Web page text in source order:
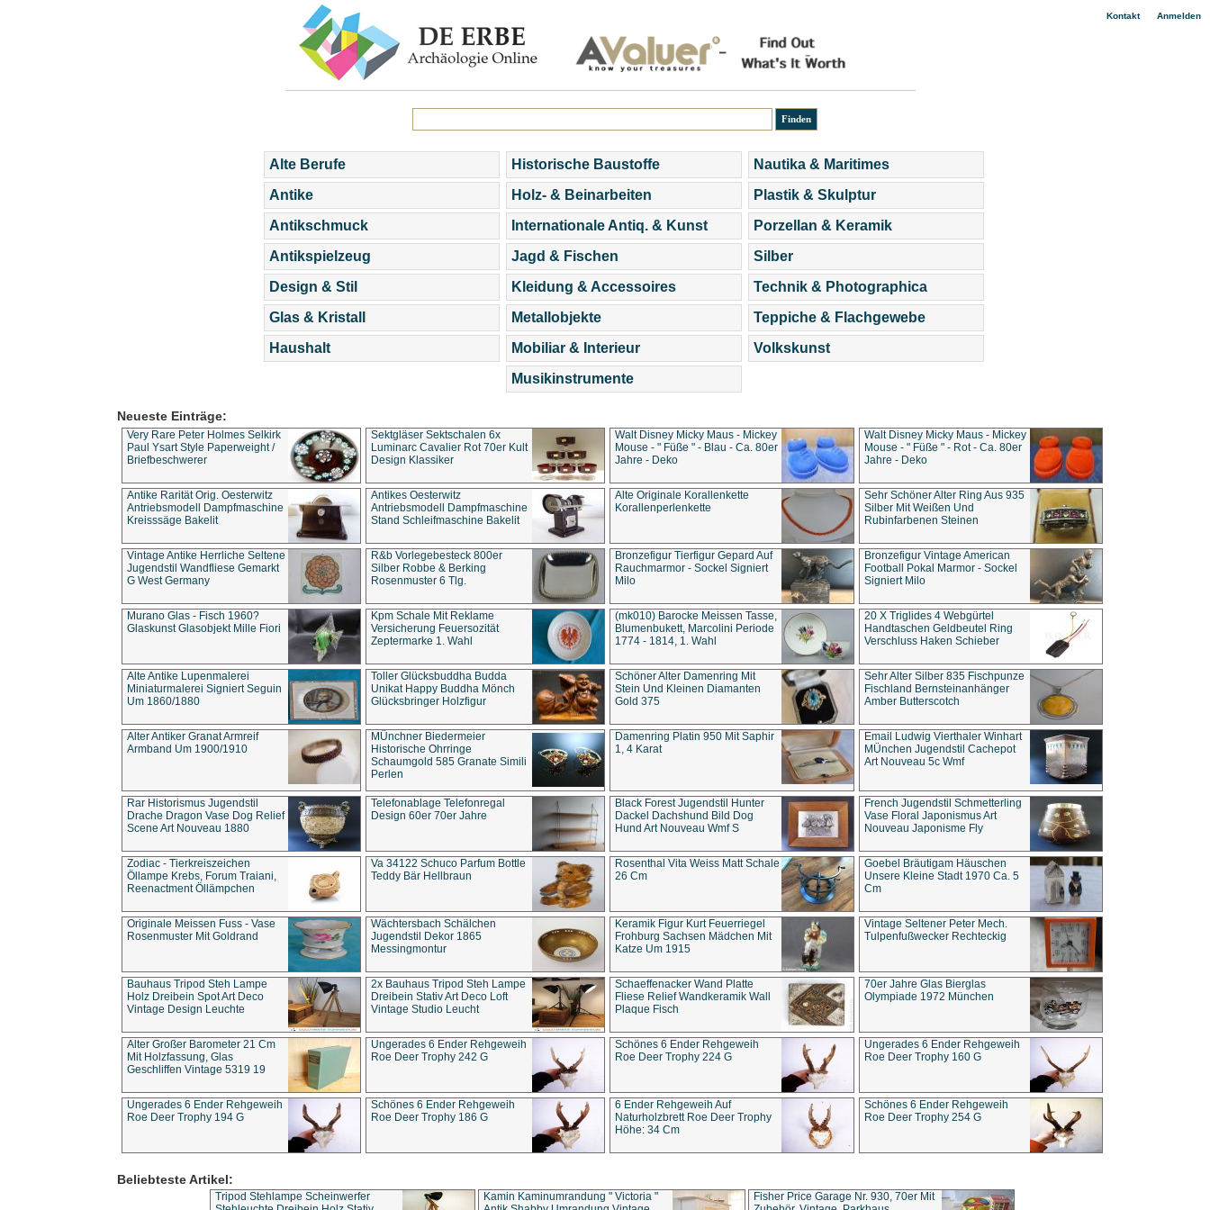
Kontakt| Anmelden
Alte Berufe
Antike
Antikschmuck
Antikspielzeug
Design & Stil
Glas & Kristall
Haushalt
Historische Baustoffe
Holz- & Beinarbeiten
Internationale Antiq. & Kunst
Jagd & Fischen
Kleidung & Accessoires
Metallobjekte
Mobiliar & Interieur
Musikinstrumente
Nautika & Maritimes
Plastik & Skulptur
Porzellan & Keramik
Silber
Technik & Photographica
Teppiche & Flachgewebe
Volkskunst
Neueste Einträge:
Very Rare Peter Holmes Selkirk
Paul Ysart Style Paperweight /
Briefbeschwerer
Sektgläser Sektschalen 6x
Luminarc Cavalier Rot 70er Kult
Design Klassiker
Walt Disney Micky Maus - Mickey
Mouse - " Füße " - Blau - Ca. 80er
Jahre - Deko
Walt Disney Micky Maus - Mickey
Mouse - " Füße " - Rot - Ca. 80er
Jahre - Deko
Antike Rarität Orig. Oesterwitz
Antriebsmodell Dampfmaschine
Kreisssäge Bakelit
Antikes Oesterwitz
Antriebsmodell Dampfmaschine
Stand Schleifmaschine Bakelit
Alte Originale Korallenkette
Korallenperlenkette
Sehr Schöner Alter Ring Aus 935
Silber Mit Weißen Und
Rubinfarbenen Steinen
Vintage Antike Herrliche Seltene
Jugendstil Wandfliese Gemarkt
G West Germany
R&b Vorlegebesteck 800er
Silber Robbe & Berking
Rosenmuster 6 Tlg.
Bronzefigur Tierfigur Gepard Auf
Rauchmarmor - Sockel Signiert
Milo
Bronzefigur Vintage American
Football Pokal Marmor - Sockel
Signiert Milo
Murano Glas - Fisch 1960?
Glaskunst Glasobjekt Mille Fiori
Kpm Schale Mit Reklame
Versicherung Feuersozität
Zeptermarke 1. Wahl
(mk010) Barocke Meissen Tasse,
Blumenbukett, Marcolini Periode
1774 - 1814, 1. Wahl
20 X Triglides 4 Webgürtel
Handtaschen Geldbeutel Ring
Verschluss Haken Schieber
Alte Antike Lupenmalerei
Miniaturmalerei Signiert Seguin
Um 1860/1880
Toller Glücksbuddha Budda
Unikat Happy Buddha Mönch
Glücksbringer Holzfigur
Schöner Alter Damenring Mit
Stein Und Kleinen Diamanten
Gold 375
Sehr Alter Silber 835 Fischpunze
Fischland Bernsteinanhänger
Amber Butterscotch
Alter Antiker Granat Armreif
Armband Um 1900/1910
MÜnchner Biedermeier
Historische Ohrringe
Schaumgold 585 Granate Simili
Perlen
Damenring Platin 950 Mit Saphir
1, 4 Karat
Email Ludwig Vierthaler Winhart
MÜnchen Jugendstil Cachepot
Art Nouveau 5c Wmf
Rar Historismus Jugendstil
Drache Dragon Vase Dog Relief
Scene Art Nouveau 1880
Telefonablage Telefonregal
Design 60er 70er Jahre
Black Forest Jugendstil Hunter
Dackel Dachshund Bild Dog
Hund Art Nouveau Wmf S
French Jugendstil Schmetterling
Vase Floral Japonismus Art
Nouveau Japonisme Fly
Zodiac - Tierkreiszeichen
Öllampe Krebs, Forum Traiani,
Reenactment Öllämpchen
Va 34122 Schuco Parfum Bottle
Teddy Bär Hellbraun
Rosenthal Vita Weiss Matt Schale
26 Cm
Goebel Bräutigam Häuschen
Unsere Kleine Stadt 1970 Ca. 5
Cm
Originale Meissen Fuss - Vase
Rosenmuster Mit Goldrand
Wächtersbach Schälchen
Jugendstil Dekor 1865
Messingmontur
Keramik Figur Kurt Feuerriegel
Frohburg Sachsen Mädchen Mit
Katze Um 1915
Vintage Seltener Peter Mech.
Tulpenfußwecker Rechteckig
Bauhaus Tripod Steh Lampe
Holz Dreibein Spot Art Deco
Vintage Design Leuchte
2x Bauhaus Tripod Steh Lampe
Dreibein Stativ Art Deco Loft
Vintage Studio Leucht
Schaeffenacker Wand Platte
Fliese Relief Wandkeramik Wall
Plaque Fisch
70er Jahre Glas Bierglas
Olympiade 1972 München
Alter Großer Barometer 21 Cm
Mit Holzfassung, Glas
Geschliffen Vintage 5319 19
Ungerades 6 Ender Rehgeweih
Roe Deer Trophy 242 G
Schönes 6 Ender Rehgeweih
Roe Deer Trophy 224 G
Ungerades 6 Ender Rehgeweih
Roe Deer Trophy 160 G
Ungerades 6 Ender Rehgeweih
Roe Deer Trophy 194 G
Schönes 6 Ender Rehgeweih
Roe Deer Trophy 186 G
6 Ender Rehgeweih Auf
Naturholzbrett Roe Deer Trophy
Höhe: 34 Cm
Schönes 6 Ender Rehgeweih
Roe Deer Trophy 254 G
Beliebteste Artikel:
Tripod Stehlampe Scheinwerfer
Kamin Kaminumrandung " Victoria "
Fisher Price Garage Nr. 930, 70er Mit